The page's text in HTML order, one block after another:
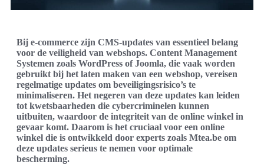
Bij e-commerce zijn CMS-updates van essentieel belang
voor de veiligheid van webshops. Content Management
Systemen zoals WordPress of Joomla, die vaak worden
gebruikt bij het laten maken van een webshop, vereisen
regelmatige updates om beveiligingsrisico’s te
minimaliseren. Het negeren van deze updates kan leiden
tot kwetsbaarheden die cybercriminelen kunnen
uitbuiten, waardoor de integriteit van de online winkel in
gevaar komt. Daarom is het cruciaal voor een online
winkel die is ontwikkeld door experts zoals Mtea.be om
deze updates serieus te nemen voor optimale
bescherming.